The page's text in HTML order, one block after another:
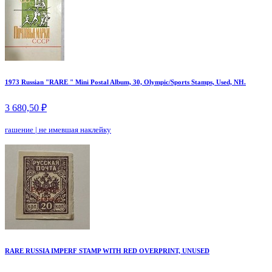
1973 Russian "RARE " Mini Postal Album, 30, Olympic/Sports Stamps, Used, NH.
3 680,50 ₽
гашение | не имевшая наклейку
RARE RUSSIA IMPERF STAMP WITH RED OVERPRINT, UNUSED